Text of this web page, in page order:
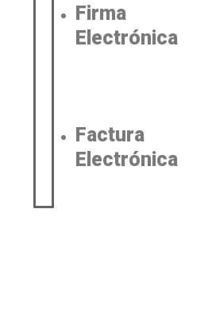
Firma
Electrónica
Factura
Electrónica